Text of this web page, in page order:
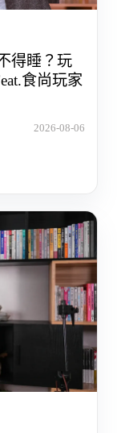
得睡？玩
食尚玩家
2026-08-06